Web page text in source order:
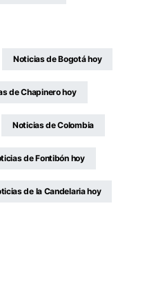
Noticias de Bogotá hoy
de Chapinero hoy
Noticias de Colombia
de Fontibón hoy
de la Candelaria hoy